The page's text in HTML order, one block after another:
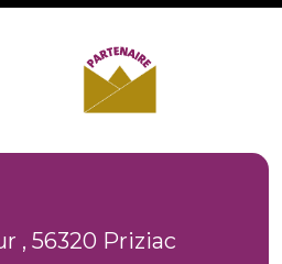
, 56320 Priziac